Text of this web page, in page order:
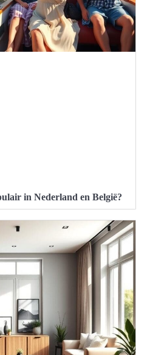
in Nederland en België?